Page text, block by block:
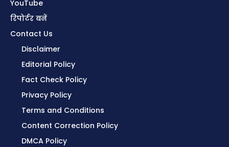
YouTube
रिपोर्टर बनें
Contact Us
Disclaimer
Editorial Policy
Fact Check Policy
Privacy Policy
Terms and Conditions
Content Correction Policy
DMCA Policy